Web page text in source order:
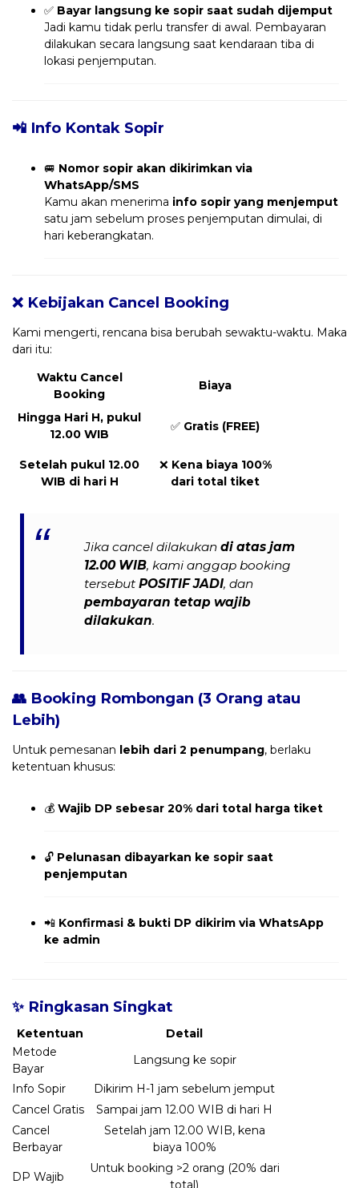
✅ Bayar langsung ke sopir saat sudah dijemput
Jadi kamu tidak perlu transfer di awal. Pembayaran
dilakukan secara langsung saat kendaraan tiba di
lokasi penjemputan.
📲 Info Kontak Sopir
🚐 Nomor sopir akan dikirimkan via
WhatsApp/SMS
Kamu akan menerima info sopir yang menjemput
satu jam sebelum proses penjemputan dimulai, di
hari keberangkatan.
❌ Kebijakan Cancel Booking
Kami mengerti, rencana bisa berubah sewaktu-waktu. Maka
dari itu:
Waktu Cancel
Booking
Biaya
Hingga Hari H, pukul
12.00 WIB
✅ Gratis (FREE)
Setelah pukul 12.00
WIB di hari H
❌ Kena biaya 100%
dari total tiket
Jika cancel dilakukandi atas jam
12.00 WIB, kami anggap booking
tersebutPOSITIF JADI, dan
pembayaran tetap wajib
dilakukan.
👥 Booking Rombongan (3 Orang atau
Lebih)
Untuk pemesanan lebih dari 2 penumpang, berlaku
ketentuan khusus:
💰 Wajib DP sebesar 20% dari total harga tiket
🔓 Pelunasan dibayarkan ke sopir saat
penjemputan
📲 Konfirmasi & bukti DP dikirim via WhatsApp
ke admin
✨ Ringkasan Singkat
Ketentuan
Detail
Metode
Bayar
Langsung ke sopir
Info Sopir
Dikirim H-1 jam sebelum jemput
Cancel Gratis
Sampai jam 12.00 WIB di hari H
Cancel
Berbayar
Setelah jam 12.00 WIB, kena
biaya 100%
DP Wajib
Untuk booking >2 orang (20% dari
total)